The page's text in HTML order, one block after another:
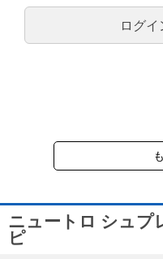
のみで新たな送料は発生しま
大型商品送料が必要な商品を
負担頂きます。
受けます。
ログ
ニュートロ シュプ
ピ